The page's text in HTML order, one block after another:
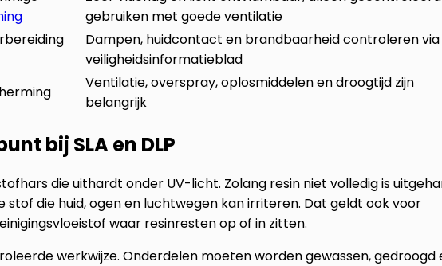
gebruiken met goede ventilatie
Dampen, huidcontact en brandbaarheid controleren
veiligheidsinformatieblad
Ventilatie, overspray, oplosmiddelen en droogtijd zijn
belangrijk
bij SLA en DLP
die uithardt onder UV-licht. Zolang resin niet volledig is
die huid, ogen en luchtwegen kan irriteren. Dat geldt ook voor
waar resinresten op of in zitten.
werkwijze. Onderdelen moeten worden gewassen, gedroogd